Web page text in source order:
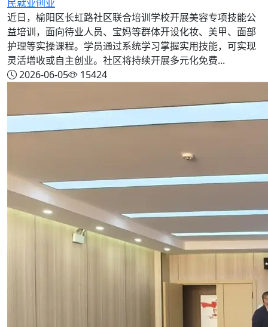
民就业创业
近日，榆阳区长虹路社区联合培训学校开展美容专项技能公
益培训，面向待业人员、宝妈等群体开设化妆、美甲、面部
护理等实操课程。学员通过系统学习掌握实用技能，可实现
灵活增收或自主创业。社区将持续开展多元化免费...
2026-06-05
15424